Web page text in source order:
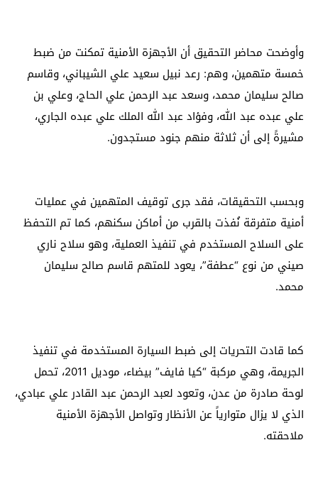
وأوضحت محاضر التحقيق أن الأجهزة الأمنية تمكنت من ضبط
خمسة متهمين، وهم: رعد نبيل سعيد علي الشيباني، وقاسم
صالح سليمان محمد، وسعد عبد الرحمن علي الحاج، وعلي بن
علي عبده عبد الله، وفؤاد عبد الله الملك علي عبده الجاري،
مشيرةً إلى أن ثلاثة منهم جنود مستجدون.
وبحسب التحقيقات، فقد جرى توقيف المتهمين في عمليات
أمنية متفرقة نُفذت بالقرب من أماكن سكنهم، كما تم التحفظ
على السلاح المستخدم في تنفيذ العملية، وهو سلاح ناري
صيني من نوع “عطفة”، يعود للمتهم قاسم صالح سليمان
محمد.
كما قادت التحريات إلى ضبط السيارة المستخدمة في تنفيذ
الجريمة، وهي مركبة “كيا فايف” بيضاء، موديل 2011، تحمل
لوحة صادرة من عدن، وتعود لعبد الرحمن عبد القادر علي عبادي،
الذي لا يزال متوارياً عن الأنظار وتواصل الأجهزة الأمنية
ملاحقته.